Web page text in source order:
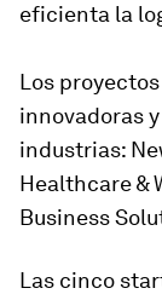
eficienta la
Los
innovadoras
industrias:
Healthcare &
Business
Las cinco